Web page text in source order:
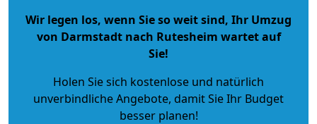
Wir legen los, wenn Sie so weit sind, Ihr Umzug
von Darmstadt nach Rutesheim wartet auf
Sie!
Holen Sie sich kostenlose und natürlich
unverbindliche Angebote, damit Sie Ihr Budget
besser planen!